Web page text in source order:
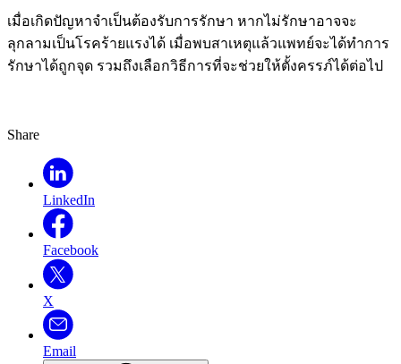
เมื่อเกิดปัญหาจำเป็นต้องรับการรักษา หากไม่รักษาอาจจะ
ลุกลามเป็นโรคร้ายแรงได้ เมื่อพบสาเหตุแล้วแพทย์จะได้ทำการ
รักษาได้ถูกจุด รวมถึงเลือกวิธีการที่จะช่วยให้ตั้งครรภ์ได้ต่อไป
Share
LinkedIn
Facebook
X
Email